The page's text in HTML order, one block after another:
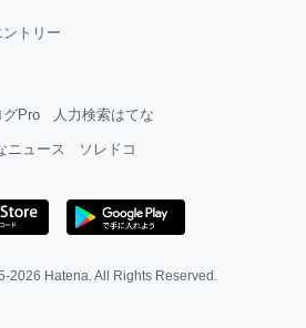
トリー
グPro 人力検索はてな
ニュース ソレドコ
2026 Hatena. All Rights Reserved.